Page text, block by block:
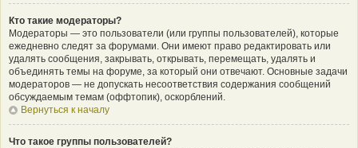
Кто такие модераторы?
Модераторы — это пользователи (или группы пользователей), которые
ежедневно следят за форумами. Они имеют право редактировать или
удалять сообщения, закрывать, открывать, перемещать, удалять и
объединять темы на форуме, за который они отвечают. Основные задачи
модераторов — не допускать несоответствия содержания сообщений
обсуждаемым темам (оффтопик), оскорблений.
Вернуться к началу
Что такое группы пользователей?